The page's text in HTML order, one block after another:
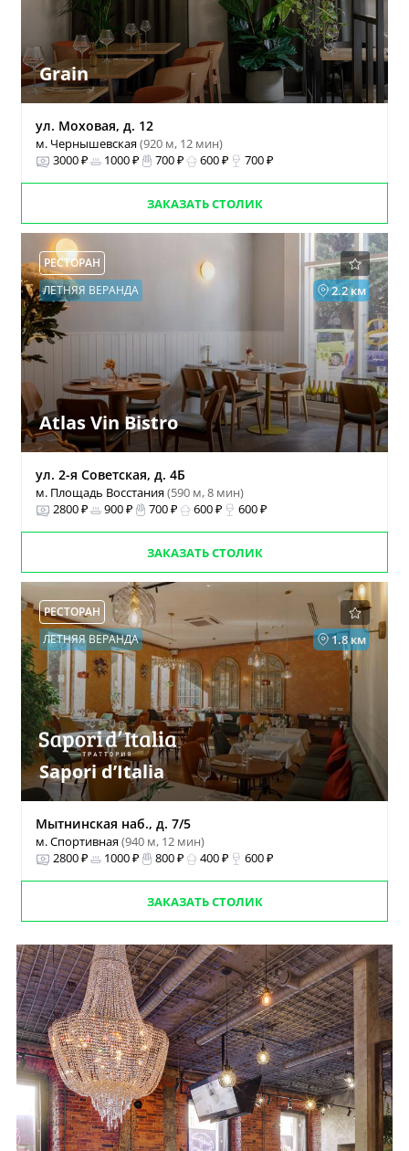
Grain
ул. Моховая, д. 12
м. Чернышевская(920 м, 12 мин)
3000 ₽
1000 ₽ 700 ₽ 600 ₽ 700 ₽
ЗАКАЗАТЬ СТОЛИК
РЕСТОРАН
2.2 км
ЛЕТНЯЯ ВЕРАНДА
Atlas Vin Bistro
ул. 2-я Советская, д. 4Б
м. Площадь Восстания(590 м, 8 мин)
2800 ₽
900 ₽ 700 ₽ 600 ₽ 600 ₽
ЗАКАЗАТЬ СТОЛИК
РЕСТОРАН
1.8 км
ЛЕТНЯЯ ВЕРАНДА
Sapori d’Italia
Мытнинская наб., д. 7/5
м. Спортивная(940 м, 12 мин)
2800 ₽
1000 ₽ 800 ₽ 400 ₽ 600 ₽
ЗАКАЗАТЬ СТОЛИК